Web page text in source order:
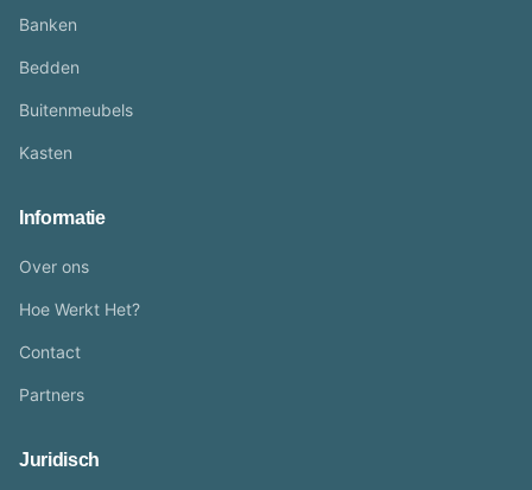
Banken
Bedden
Buitenmeubels
Kasten
Informatie
Over ons
Hoe Werkt Het?
Contact
Partners
Juridisch